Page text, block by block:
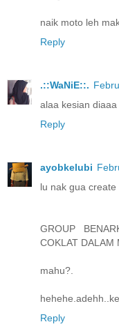
naik moto leh
Reply
.::WaNiE::.
alaa kesian diaaa
Reply
ayobkelubi
lu nak gua
GROUP
COKLAT DALAM
mahu?.
Reply